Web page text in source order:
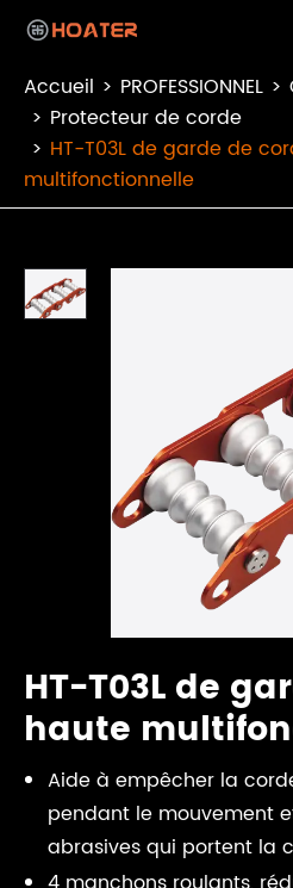
Accueil PROFESSIONNEL
Protecteur de corde
HT-T03L de garde de
multifonctionnelle
HT-T03L de
haute
Aide à empêcher la
pendant le mouvement
abrasives qui portent la